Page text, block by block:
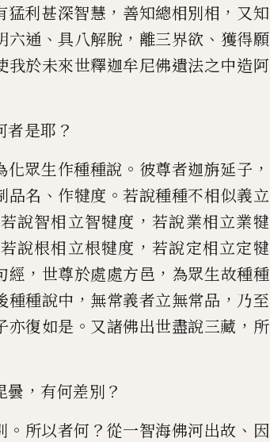
猛利甚深智慧 ， 善知總相別相 ， 又知
六通 、具八解脫 ， 離三界欲 、 獲得願
我於未來世釋迦牟尼佛遺法之中造阿
者是耶 ？
化眾生作種種說 。 彼尊者迦旃延子 ，
品名 、 作犍度 。若說種種不相似義立
若說智相立智犍度 ， 若說業相立業犍
若說根相立根犍度 ， 若說定相立定犍
經 ， 世尊於處處方邑 ， 為眾生故種種
種種說中 ， 無常義者立無常品 ， 乃至
亦復如是 。 又諸佛出世盡說三藏 ， 所
曇 ， 有何差別 ？
。 所以者何 ？ 從一智海佛河出故 、 因